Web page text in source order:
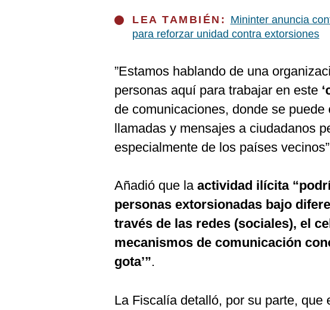
LEA TAMBIÉN: Mininter anuncia
para reforzar unidad contra extorsiones
”Estamos hablando de una
personas aquí para trabajar en este
de comunicaciones, donde se
llamadas y mensajes a ciudadanos
especialmente de los países
Añadió que la actividad ilícita
personas extorsionadas bajo
través de las redes (sociales), el
mecanismos de comunicación
gota’”.
La Fiscalía detalló, por su parte, que